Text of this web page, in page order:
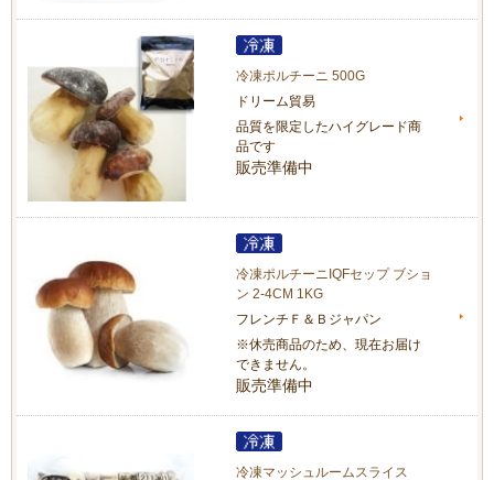
冷凍ポルチーニ 500G
ドリーム貿易
品質を限定したハイグレード商
品です
販売準備中
冷凍ポルチーニIQFセップ ブショ
ン 2-4CM 1KG
フレンチＦ＆Ｂジャパン
※休売商品のため、現在お届け
できません。
販売準備中
冷凍マッシュルームスライス